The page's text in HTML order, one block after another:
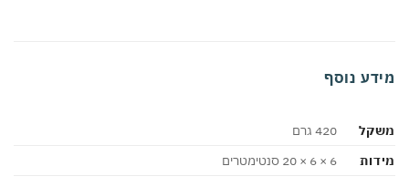
מידע נוסף
משקל
420 גרם
מידות
6 × 6 × 20 סנטימטרים